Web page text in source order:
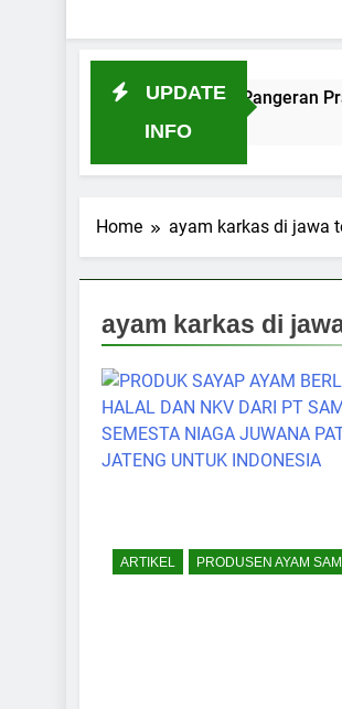
UPDATE
INFO
Pati pada Masa Pangeran Pragola II
Home ayam karkas di jawa
ayam karkas di
ARTIKEL PRODUSEN AYAM